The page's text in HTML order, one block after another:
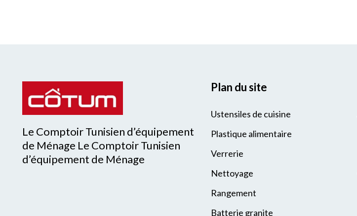
Le Comptoir Tunisien d’équipement
de Ménage Le Comptoir Tunisien
d’équipement de Ménage
Plan du site
Ustensiles de cuisine
Plastique alimentaire
Verrerie
Nettoyage
Rangement
Batterie granite